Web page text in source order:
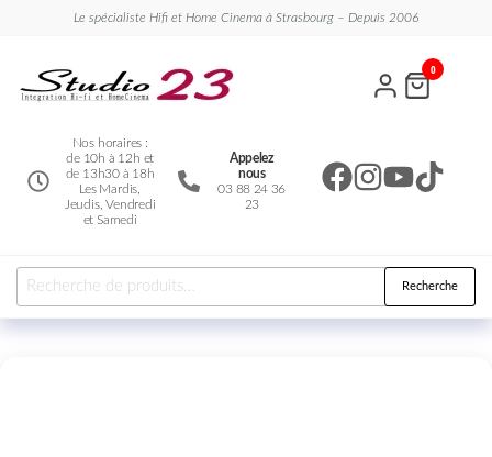
Le spécialiste Hifi et Home Cinema à Strasbourg – Depuis 2006
Nos horaires :
de 10h à 12h et
de 13h30 à 18h
Les Mardis,
Jeudis, Vendredi
et Samedi
Appelez
nous
03 88 24 36
23
0
Recherche